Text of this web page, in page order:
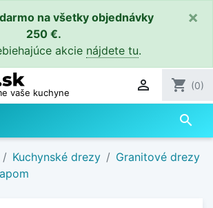
na všetky objednávky
250 €.
akcie nájdete tu.
×
vaše kuchyne  shopping_cart (0)
search
Kuchynské drezy
Granitové drezy